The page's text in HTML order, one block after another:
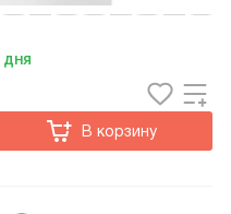
дня
В корзину